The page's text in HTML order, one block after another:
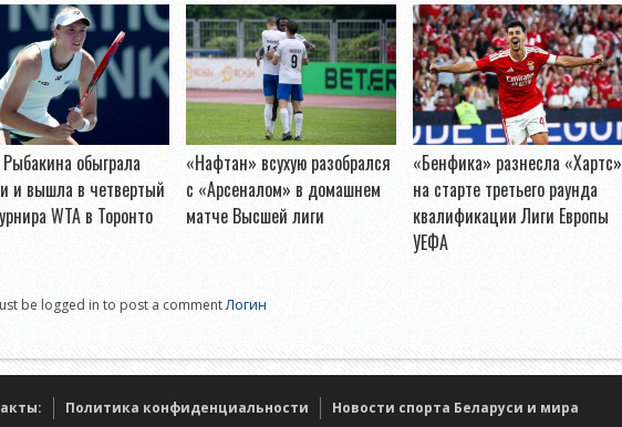
обыграла
и вышла в четвертый
WTA в Торонто
«Нафтан» всухую разобрался
с «Арсеналом» в домашнем
матче Высшей лиги
«Бенфика» разнесла «Хартс»
на старте третьего раунда
квалификации Лиги Европы
УЕФА
be logged in to post a commentЛогин
Политика конфиденциальности Новости спорта Беларуси и мира